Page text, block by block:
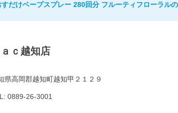
すだけベープスプレー 280回分 フルーティフローラル
ｃ越知店
県高岡郡越知町越知甲２１２９
0889-26-3001